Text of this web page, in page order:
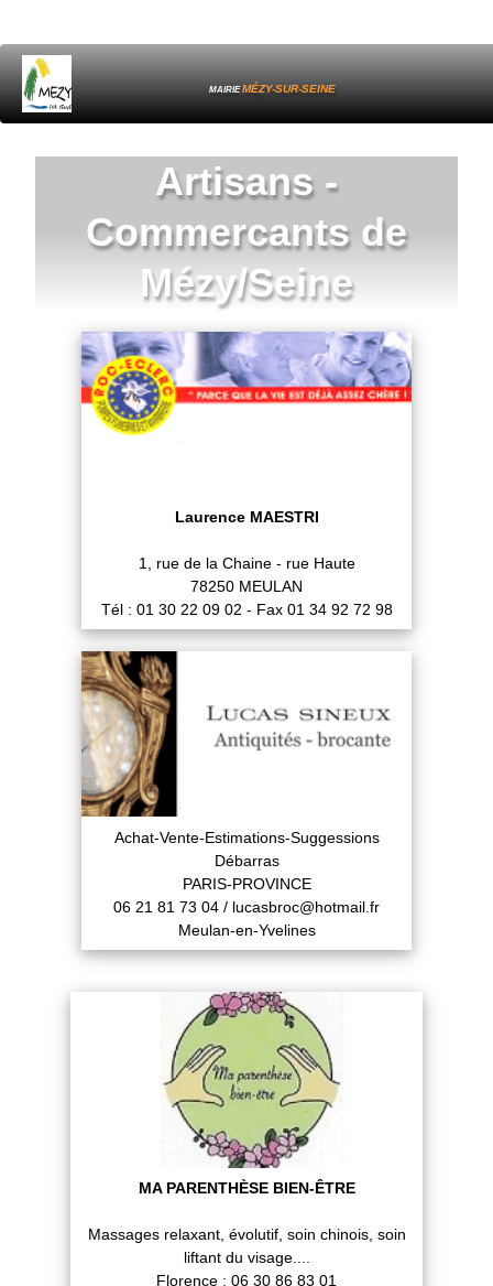
MAIRIEMÉZY-SUR-SEINE
Artisans -
Commercants de
Mézy/Seine
Laurence MAESTRI
1, rue de la Chaine - rue Haute
78250 MEULAN
Tél : 01 30 22 09 02 - Fax 01 34 92 72 98
Achat-Vente-Estimations-Suggessions
Débarras
PARIS-PROVINCE
06 21 81 73 04 / lucasbroc@hotmail.fr
Meulan-en-Yvelines
MA PARENTHÈSE BIEN-ÊTRE
Massages relaxant, évolutif, soin chinois, soin
liftant du visage....
Florence : 06 30 86 83 01